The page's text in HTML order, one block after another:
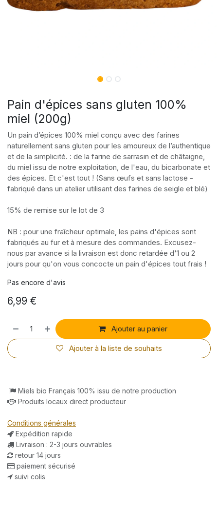
Pain d'épices sans gluten 100%
miel (200g)
Un pain d’épices 100% miel conçu avec des farines
naturellement sans gluten pour les amoureux de l’authentique
et de la simplicité. : de la farine de sarrasin et de châtaigne,
du miel issu de notre exploitation, de l'eau, du bicarbonate et
des épices. Et c'est tout ! (Sans œufs et sans lactose -
fabriqué dans un atelier utilisant des farines de seigle et blé)
15% de remise sur le lot de 3
NB : pour une fraîcheur optimale, les pains d'épices sont
fabriqués au fur et à mesure des commandes. Excusez-
nous par avance si la livraison est donc retardée d'1 ou 2
jours pour qu'on vous concocte un pain d'épices tout frais !
Pas encore d'avis
6,99 €
Ajouter au panier
Ajouter à la liste de souhaits
Miels bio Français 100% issu de notre production
Produits locaux direct producteur
Conditions générales
Expédition rapide
Livraison : 2-3 jours ouvrables
retour 14 jours
paiement sécurisé
suivi colis